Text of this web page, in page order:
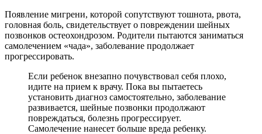
Появление мигрени, которой сопутствуют тошнота, рвота,
головная боль, свидетельствует о повреждении шейных
позвонков остеохондрозом. Родители пытаются заниматься
самолечением «чада», заболевание продолжает
прогрессировать.
Если ребенок внезапно почувствовал себя плохо,
идите на прием к врачу. Пока вы пытаетесь
установить диагноз самостоятельно, заболевание
развивается, шейные позвонки продолжают
повреждаться, болезнь прогрессирует.
Самолечение нанесет больше вреда ребенку.